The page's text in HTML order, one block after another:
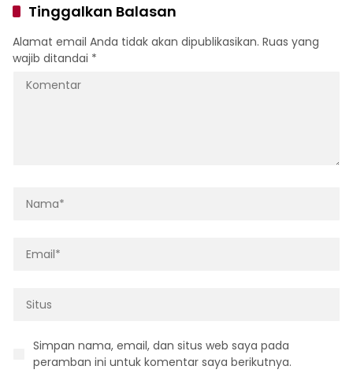
Tinggalkan Balasan
Alamat email Anda tidak akan dipublikasikan. Ruas yang
wajib ditandai *
Simpan nama, email, dan situs web saya pada
peramban ini untuk komentar saya berikutnya.